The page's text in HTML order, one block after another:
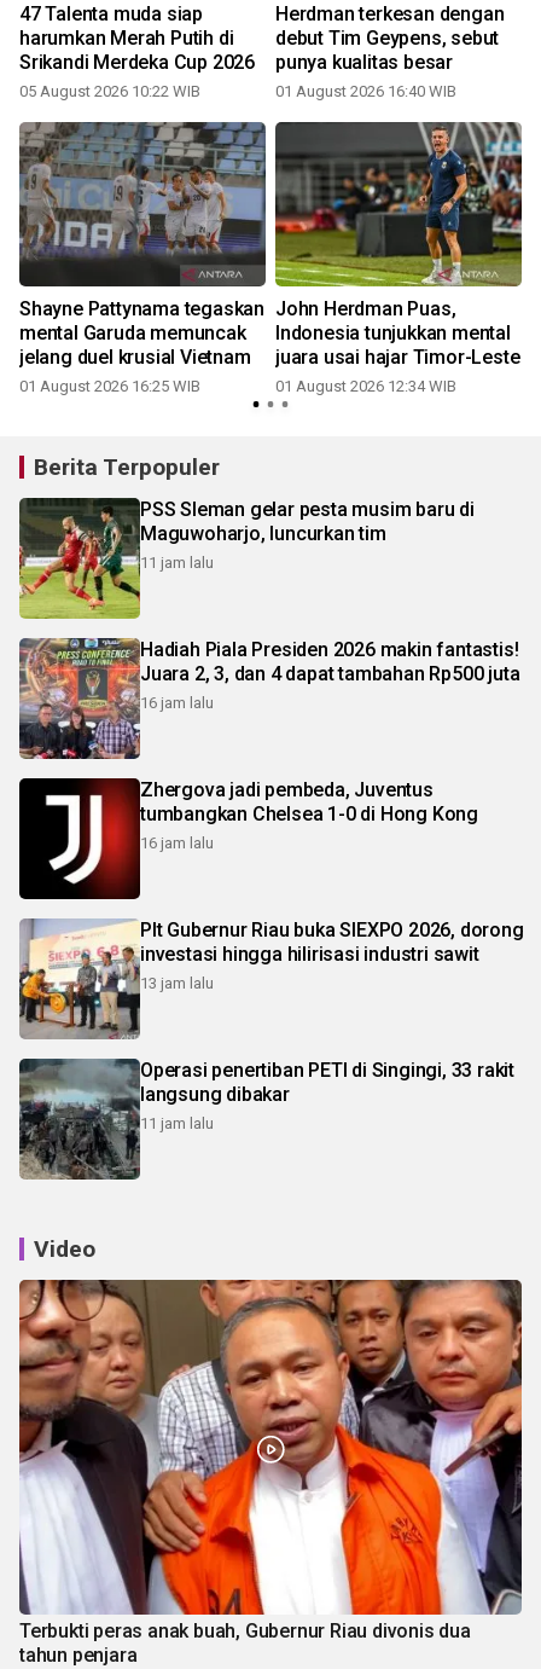
47 Talenta muda siap
harumkan Merah Putih di
Srikandi Merdeka Cup 2026
05 August 2026 10:22 WIB
Herdman terkesan dengan
debut Tim Geypens, sebut
punya kualitas besar
01 August 2026 16:40 WIB
Shayne Pattynama tegaskan
mental Garuda memuncak
jelang duel krusial Vietnam
01 August 2026 16:25 WIB
John Herdman Puas,
Indonesia tunjukkan mental
juara usai hajar Timor-Leste
01 August 2026 12:34 WIB
Berita Terpopuler
PSS Sleman gelar pesta musim baru di
Maguwoharjo, luncurkan tim
11 jam lalu
Hadiah Piala Presiden 2026 makin fantastis!
Juara 2, 3, dan 4 dapat tambahan Rp500 juta
16 jam lalu
Zhergova jadi pembeda, Juventus
tumbangkan Chelsea 1-0 di Hong Kong
16 jam lalu
Plt Gubernur Riau buka SIEXPO 2026, dorong
investasi hingga hilirisasi industri sawit
13 jam lalu
Operasi penertiban PETI di Singingi, 33 rakit
langsung dibakar
11 jam lalu
Video
Terbukti peras anak buah, Gubernur Riau divonis dua
tahun penjara